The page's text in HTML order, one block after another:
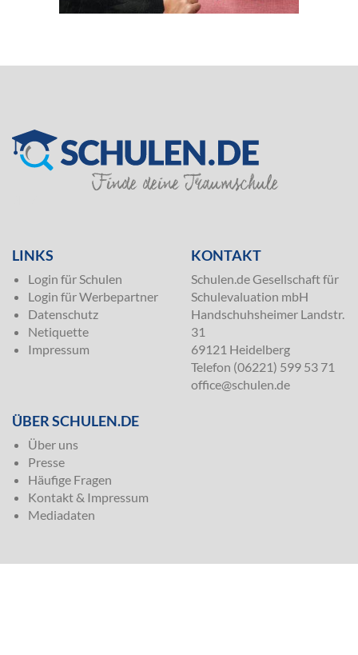
LINKS
Login für Schulen
Login für Werbepartner
Datenschutz
Netiquette
Impressum
KONTAKT
Schulen.de Gesellschaft für
Schulevaluation mbH
Handschuhsheimer Landstr.
31
69121 Heidelberg
Telefon (06221) 599 53 71
office@schulen.de
ÜBER SCHULEN.DE
Über uns
Presse
Häufige Fragen
Kontakt & Impressum
Mediadaten